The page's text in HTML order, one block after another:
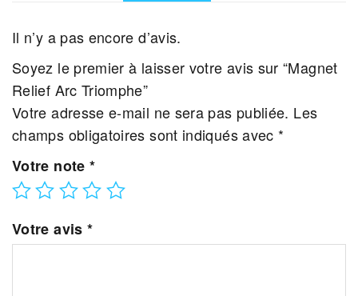
Il n’y a pas encore d’avis.
Soyez le premier à laisser votre avis sur “Magnet
Relief Arc Triomphe”
Votre adresse e-mail ne sera pas publiée. Les
champs obligatoires sont indiqués avec *
Votre note *
Votre avis *